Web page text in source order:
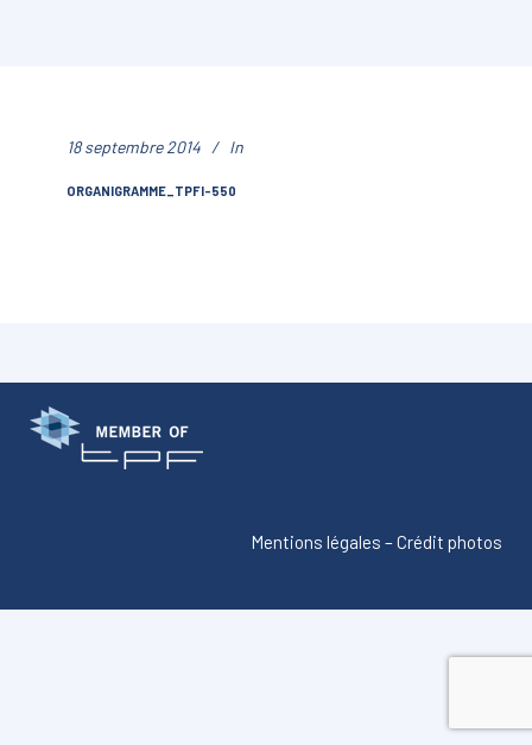
18 septembre 2014 In
ORGANIGRAMME_TPFI-550
Mentions légales –Crédit photos